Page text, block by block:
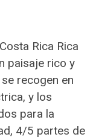
Rica Rica
paisaje rico y
recogen en
y los
para la
4/5 partes de